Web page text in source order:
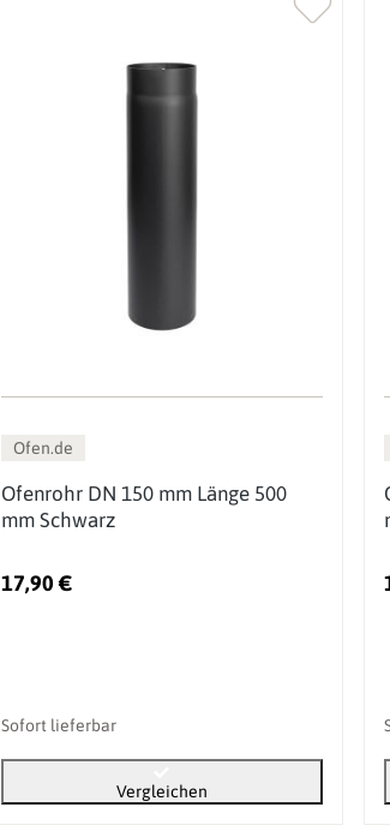
Ofen.de
Ofenrohr DN 150 mm Länge 500
mm Schwarz
17,90 €
Sofort lieferbar
Vergleichen